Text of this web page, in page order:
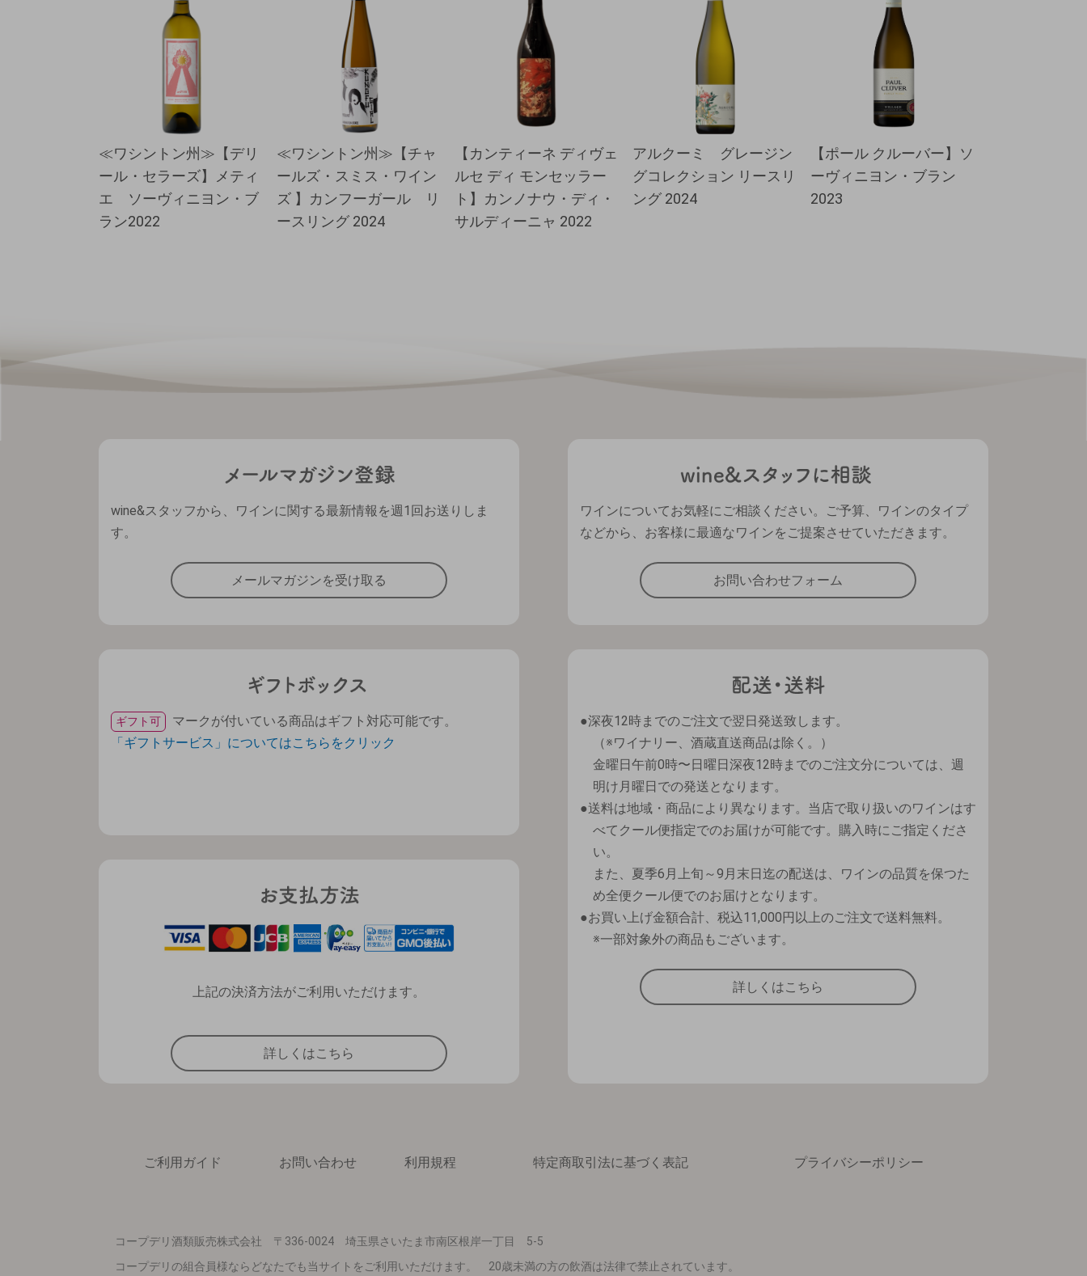
≪ワシントン州≫【デリ
ール・セラーズ】メティ
エ ソーヴィニヨン・ブ
ラン2022
≪ワシントン州≫【チャ
ールズ・スミス・ワイン
ズ 】カンフーガール リ
ースリング 2024
【カンティーネ ディヴェ
ルセ ディ モンセッラー
ト】カンノナウ・ディ・
サルディーニャ 2022
アルクーミ グレージン
グコレクション リースリ
ング 2024
【ポール クルーバー】ソ
ーヴィニヨン・ブラン
2023
wine&スタッフから、ワインに関する最新情報を週1回お送りしま
す。
メールマガジンを受け取る
ワインについてお気軽にご相談ください。ご予算、ワインのタイプ
などから、お客様に最適なワインをご提案させていただきます。
お問い合わせフォーム
ギフト可
マークが付いている商品はギフト対応可能です。
「ギフトサービス」についてはこちらをクリック
上記の決済方法がご利用いただけます。
詳しくはこちら
深夜12時までのご注文で翌日発送致します。
（※ワイナリー、酒蔵直送商品は除く。）
金曜日午前0時〜日曜日深夜12時までのご注文分については、週
明け月曜日での発送となります。
送料は地域・商品により異なります。当店で取り扱いのワインはす
べてクール便指定でのお届けが可能です。購入時にご指定くださ
い。
また、夏季6月上旬～9月末日迄の配送は、ワインの品質を保つた
め全便クール便でのお届けとなります。
お買い上げ金額合計、税込11,000円以上のご注文で送料無料。
※一部対象外の商品もございます。
詳しくはこちら
ご利用ガイド お問い合わせ 利用規程 特定商取引法に基づく表記 プライバシーポリシー
コープデリ酒類販売株式会社 〒336-0024 埼玉県さいたま市南区根岸一丁目 5-5
コープデリの組合員様ならどなたでも当サイトをご利用いただけます。 20歳未満の方の飲酒は法律で禁止されています。